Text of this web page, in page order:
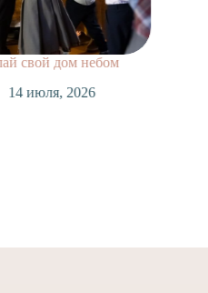
свой дом небом
14 июля, 2026